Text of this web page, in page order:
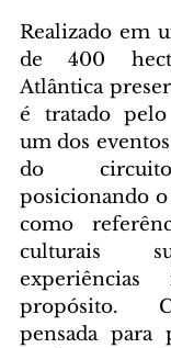
Realizado em
de 400
Atlântica
é tratado
um dos
do
posicionando
como
culturais
experiências
propósito.
pensada para